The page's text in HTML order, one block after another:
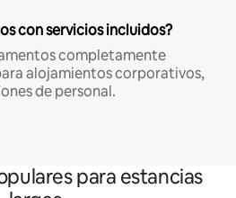
con servicios incluidos?
completamente
alojamientos corporativos,
de personal.
para estancias